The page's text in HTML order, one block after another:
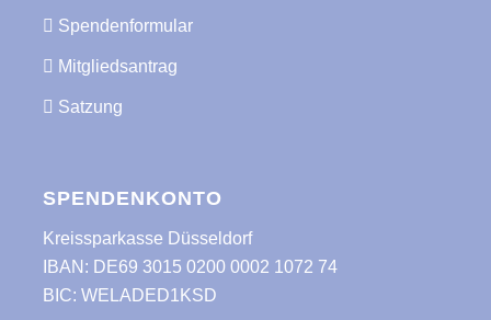
Spendenformular
Mitgliedsantrag
Satzung
SPENDENKONTO
Kreissparkasse Düsseldorf
IBAN: DE69 3015 0200 0002 1072 74
BIC: WELADED1KSD